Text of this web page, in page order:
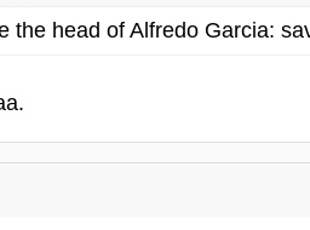
the head of Alfredo Garcia: